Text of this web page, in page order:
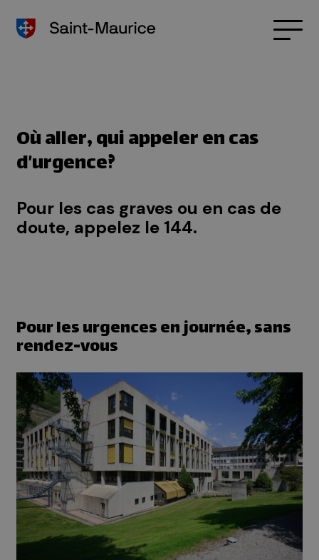
Où aller, qui appeler en cas
d’urgence?
Pour les cas graves ou en cas de
doute, appelez le 144.
Pour les urgences en journée, sans
rendez-vous